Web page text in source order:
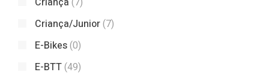
Criança/Junior(7)
E-Bikes(0)
E-BTT(49)